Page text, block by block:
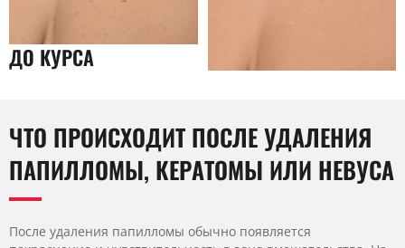
ДО КУРСА
ЧТО ПРОИСХОДИТ ПОСЛЕ УДАЛЕНИЯ
ПАПИЛЛОМЫ, КЕРАТОМЫ ИЛИ НЕВУСА
После удаления папилломы обычно появляется